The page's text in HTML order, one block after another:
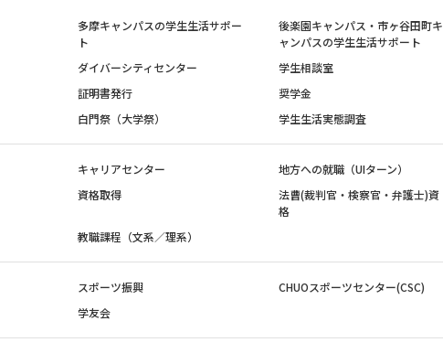
多摩キャンパスの学生生活サポー
ト
後楽園キャンパス・市ヶ谷田町キ
ャンパスの学生生活サポート
ダイバーシティセンター 学生相談室
証明書発行
奨学金
白門祭（大学祭）
学生生活実態調査
キャリアセンター 地方への就職（UIターン）
資格取得
法曹(裁判官・検察官・弁護士)資
格
教職課程（文系／理系）
スポーツ振興 CHUOスポーツセンター(CSC)
学友会